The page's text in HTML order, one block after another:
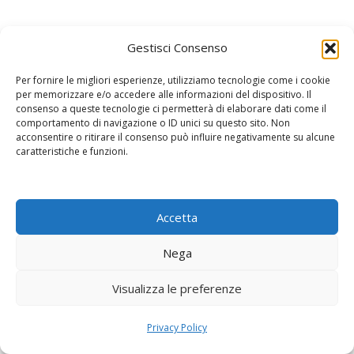
Gestisci Consenso
Per fornire le migliori esperienze, utilizziamo tecnologie come i cookie
per memorizzare e/o accedere alle informazioni del dispositivo. Il
consenso a queste tecnologie ci permetterà di elaborare dati come il
comportamento di navigazione o ID unici su questo sito. Non
acconsentire o ritirare il consenso può influire negativamente su alcune
caratteristiche e funzioni.
Accetta
Nega
Visualizza le preferenze
Privacy Policy
Non riusciamo a trovare quello che cerchi. Forse eseguire una ricerca
potrebbe essere di aiuto.
Ricerca
per: